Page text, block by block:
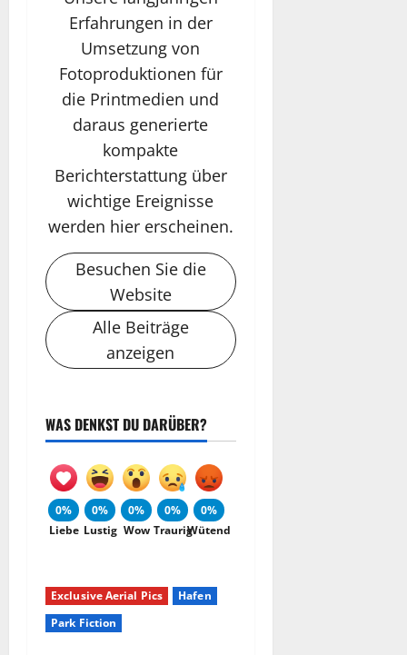
Erfahrungen in der
Umsetzung von
Fotoproduktionen für
die Printmedien und
daraus generierte
kompakte
Berichterstattung über
wichtige Ereignisse
werden hier erscheinen.
Besuchen Sie die
Website
Alle Beiträge
anzeigen
WAS DENKST DU DARÜBER?
0%
Liebe
0%
Lustig
0%
Wow
0%
Traurig
0%
Wütend
Exclusive Aerial Pics
Hafen
Park Fiction